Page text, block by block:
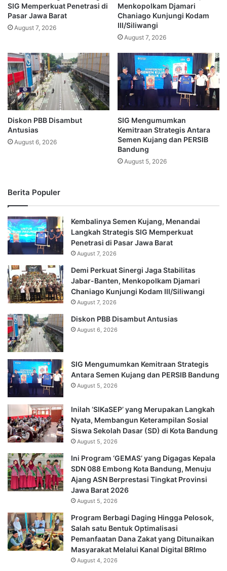
SIG Memperkuat Penetrasi di
Pasar Jawa Barat
August 7, 2026
Menkopolkam Djamari
Chaniago Kunjungi Kodam
III/Siliwangi
August 7, 2026
Diskon PBB Disambut
Antusias
August 6, 2026
SIG Mengumumkan
Kemitraan Strategis Antara
Semen Kujang dan PERSIB
Bandung
August 5, 2026
Berita Populer
Kembalinya Semen Kujang, Menandai
Langkah Strategis SIG Memperkuat
Penetrasi di Pasar Jawa Barat
August 7, 2026
Demi Perkuat Sinergi Jaga Stabilitas
Jabar-Banten, Menkopolkam Djamari
Chaniago Kunjungi Kodam III/Siliwangi
August 7, 2026
Diskon PBB Disambut Antusias
August 6, 2026
SIG Mengumumkan Kemitraan Strategis
Antara Semen Kujang dan PERSIB Bandung
August 5, 2026
Inilah ‘SIKaSEP’ yang Merupakan Langkah
Nyata, Membangun Keterampilan Sosial
Siswa Sekolah Dasar (SD) di Kota Bandung
August 5, 2026
Ini Program ‘GEMAS’ yang Digagas Kepala
SDN 088 Embong Kota Bandung, Menuju
Ajang ASN Berprestasi Tingkat Provinsi
Jawa Barat 2026
August 5, 2026
Program Berbagi Daging Hingga Pelosok,
Salah satu Bentuk Optimalisasi
Pemanfaatan Dana Zakat yang Ditunaikan
Masyarakat Melalui Kanal Digital BRImo
August 4, 2026